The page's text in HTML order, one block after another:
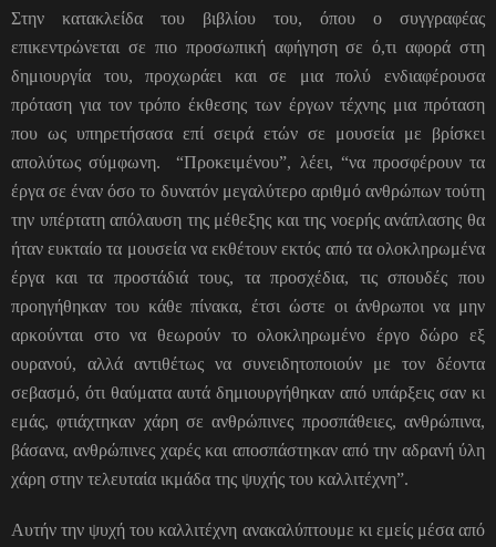
Στην κατακλείδα του βιβλίου του, όπου ο συγγραφέας
επικεντρώνεται σε πιο προσωπική αφήγηση σε ό,τι αφορά στη
δημιουργία του, προχωράει και σε μια πολύ ενδιαφέρουσα
πρόταση για τον τρόπο έκθεσης των έργων τέχνης μια πρόταση
που ως υπηρετήσασα επί σειρά ετών σε μουσεία με βρίσκει
απολύτως σύμφωνη. “Προκειμένου”, λέει, “να προσφέρουν τα
έργα σε έναν όσο το δυνατόν μεγαλύτερο αριθμό ανθρώπων τούτη
την υπέρτατη απόλαυση της μέθεξης και της νοερής ανάπλασης θα
ήταν ευκταίο τα μουσεία να εκθέτουν εκτός από τα ολοκληρωμένα
έργα και τα προστάδιά τους, τα προσχέδια, τις σπουδές που
προηγήθηκαν του κάθε πίνακα, έτσι ώστε οι άνθρωποι να μην
αρκούνται στο να θεωρούν το ολοκληρωμένο έργο δώρο εξ
ουρανού, αλλά αντιθέτως να συνειδητοποιούν με τον δέοντα
σεβασμό, ότι θαύματα αυτά δημιουργήθηκαν από υπάρξεις σαν κι
εμάς, φτιάχτηκαν χάρη σε ανθρώπινες προσπάθειες, ανθρώπινα,
βάσανα, ανθρώπινες χαρές και αποσπάστηκαν από την αδρανή ύλη
χάρη στην τελευταία ικμάδα της ψυχής του καλλιτέχνη”.
Αυτήν την ψυχή του καλλιτέχνη ανακαλύπτουμε κι εμείς μέσα από